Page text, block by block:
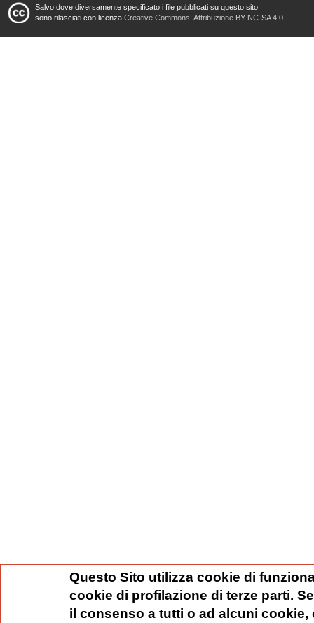
Salvo dove diversamente specificato i file pubblicati su questo sito
sono rilasciati con licenza Creative Commons: Attribuzione BY-NC-SA 4.0
Questo Sito utilizza cookie di
cookie di profilazione di terze parti.
il consenso a tutti o ad alcuni